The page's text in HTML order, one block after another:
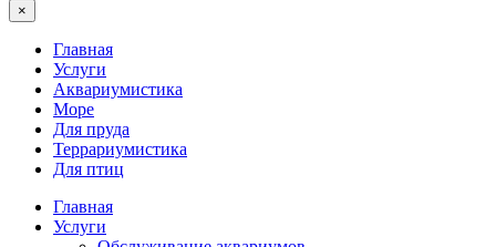
×
Главная
Услуги
Аквариумистика
Море
Для пруда
Террариумистика
Для птиц
Главная
Услуги